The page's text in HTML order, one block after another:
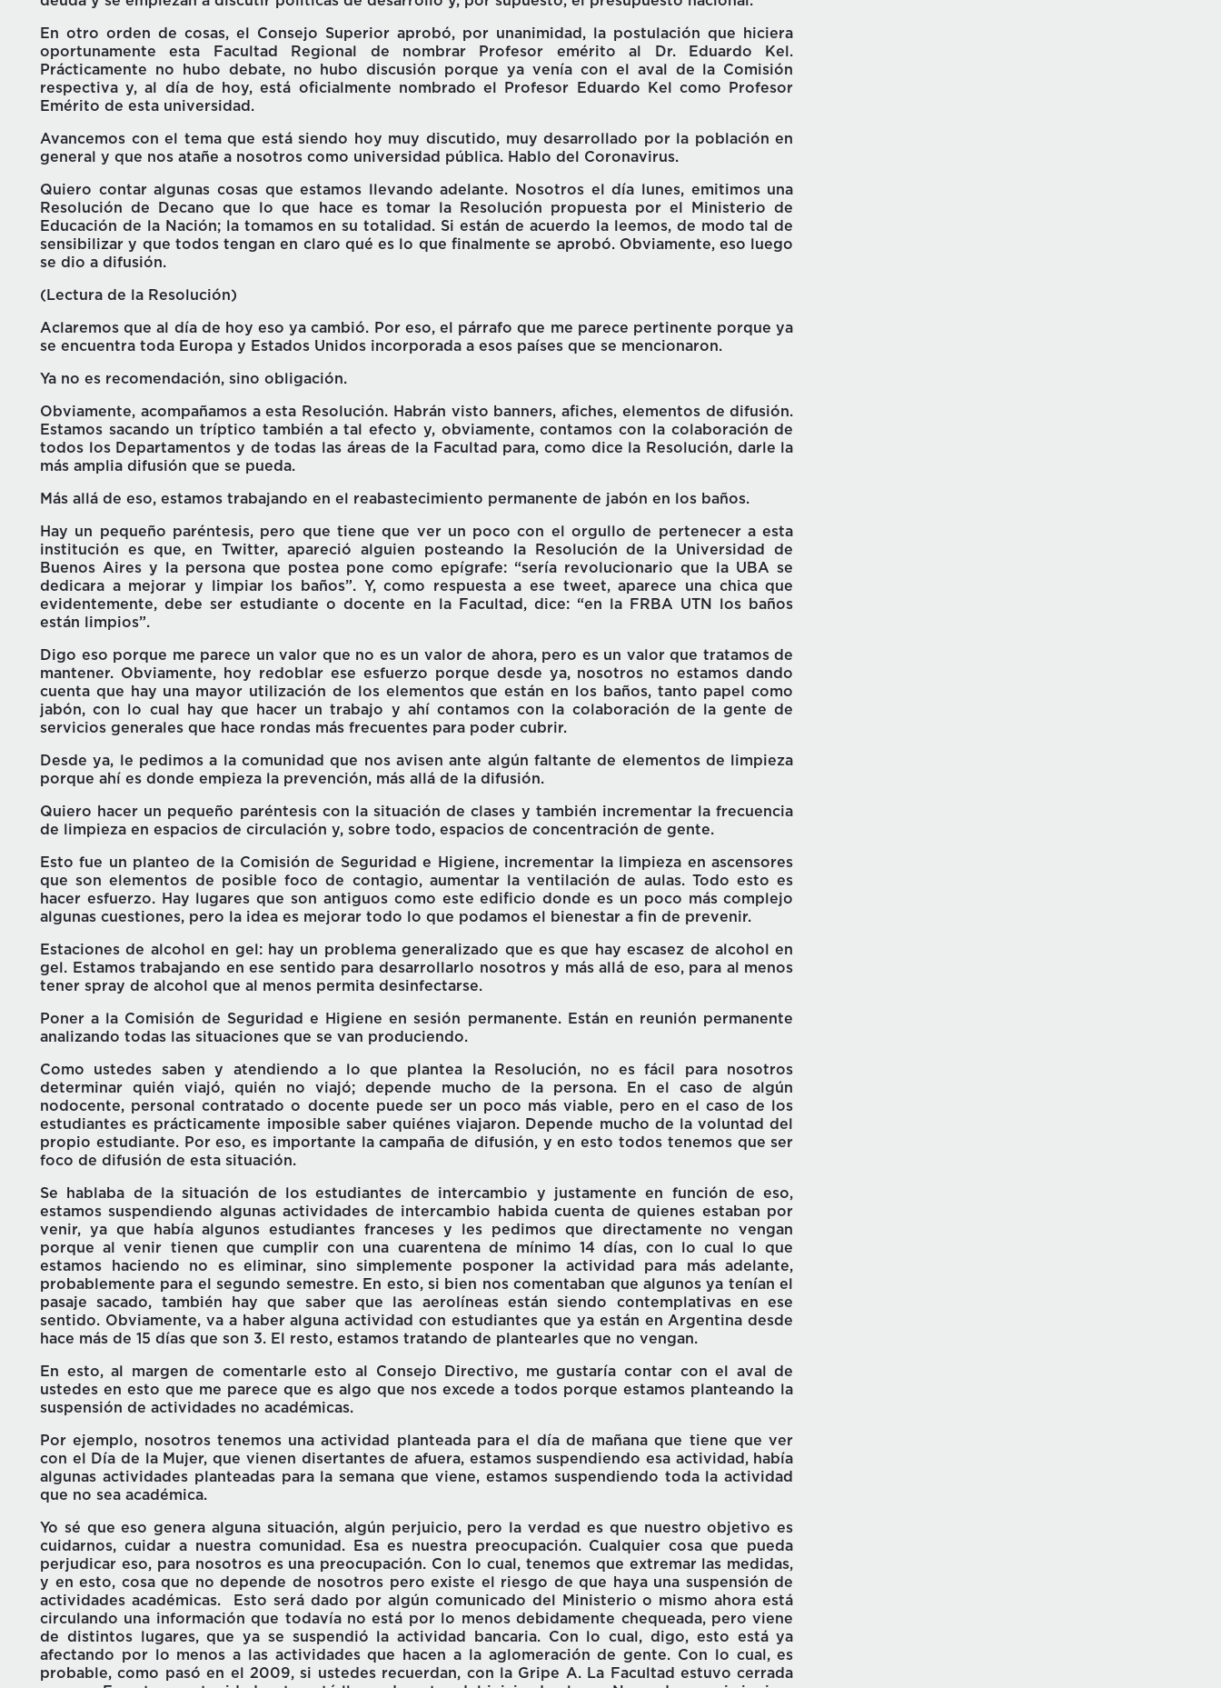
En otro orden de cosas, el Consejo Superior aprobó, por unanimidad, la postulación que hiciera
oportunamente esta Facultad Regional de nombrar Profesor emérito al Dr. Eduardo Kel.
Prácticamente no hubo debate, no hubo discusión porque ya venía con el aval de la Comisión
respectiva y, al día de hoy, está oficialmente nombrado el Profesor Eduardo Kel como Profesor
Emérito de esta universidad.
Avancemos con el tema que está siendo hoy muy discutido, muy desarrollado por la población en
general y que nos atañe a nosotros como universidad pública. Hablo del Coronavirus.
Quiero contar algunas cosas que estamos llevando adelante. Nosotros el día lunes, emitimos una
Resolución de Decano que lo que hace es tomar la Resolución propuesta por el Ministerio de
Educación de la Nación; la tomamos en su totalidad. Si están de acuerdo la leemos, de modo tal de
sensibilizar y que todos tengan en claro qué es lo que finalmente se aprobó. Obviamente, eso luego
se dio a difusión.
(Lectura de la Resolución)
Aclaremos que al día de hoy eso ya cambió. Por eso, el párrafo que me parece pertinente porque ya
se encuentra toda Europa y Estados Unidos incorporada a esos países que se mencionaron.
Ya no es recomendación, sino obligación.
Obviamente, acompañamos a esta Resolución. Habrán visto banners, afiches, elementos de difusión.
Estamos sacando un tríptico también a tal efecto y, obviamente, contamos con la colaboración de
todos los Departamentos y de todas las áreas de la Facultad para, como dice la Resolución, darle la
más amplia difusión que se pueda.
Más allá de eso, estamos trabajando en el reabastecimiento permanente de jabón en los baños.
Hay un pequeño paréntesis, pero que tiene que ver un poco con el orgullo de pertenecer a esta
institución es que, en Twitter, apareció alguien posteando la Resolución de la Universidad de
Buenos Aires y la persona que postea pone como epígrafe: “sería revolucionario que la UBA se
dedicara a mejorar y limpiar los baños”. Y, como respuesta a ese tweet, aparece una chica que
evidentemente, debe ser estudiante o docente en la Facultad, dice: “en la FRBA UTN los baños
están limpios”.
Digo eso porque me parece un valor que no es un valor de ahora, pero es un valor que tratamos de
mantener. Obviamente, hoy redoblar ese esfuerzo porque desde ya, nosotros no estamos dando
cuenta que hay una mayor utilización de los elementos que están en los baños, tanto papel como
jabón, con lo cual hay que hacer un trabajo y ahí contamos con la colaboración de la gente de
servicios generales que hace rondas más frecuentes para poder cubrir.
Desde ya, le pedimos a la comunidad que nos avisen ante algún faltante de elementos de limpieza
porque ahí es donde empieza la prevención, más allá de la difusión.
Quiero hacer un pequeño paréntesis con la situación de clases y también incrementar la frecuencia
de limpieza en espacios de circulación y, sobre todo, espacios de concentración de gente.
Esto fue un planteo de la Comisión de Seguridad e Higiene, incrementar la limpieza en ascensores
que son elementos de posible foco de contagio, aumentar la ventilación de aulas. Todo esto es
hacer esfuerzo. Hay lugares que son antiguos como este edificio donde es un poco más complejo
algunas cuestiones, pero la idea es mejorar todo lo que podamos el bienestar a fin de prevenir.
Estaciones de alcohol en gel: hay un problema generalizado que es que hay escasez de alcohol en
gel. Estamos trabajando en ese sentido para desarrollarlo nosotros y más allá de eso, para al menos
tener spray de alcohol que al menos permita desinfectarse.
Poner a la Comisión de Seguridad e Higiene en sesión permanente. Están en reunión permanente
analizando todas las situaciones que se van produciendo.
Como ustedes saben y atendiendo a lo que plantea la Resolución, no es fácil para nosotros
determinar quién viajó, quién no viajó; depende mucho de la persona. En el caso de algún
nodocente, personal contratado o docente puede ser un poco más viable, pero en el caso de los
estudiantes es prácticamente imposible saber quiénes viajaron. Depende mucho de la voluntad del
propio estudiante. Por eso, es importante la campaña de difusión, y en esto todos tenemos que ser
foco de difusión de esta situación.
Se hablaba de la situación de los estudiantes de intercambio y justamente en función de eso,
estamos suspendiendo algunas actividades de intercambio habida cuenta de quienes estaban por
venir, ya que había algunos estudiantes franceses y les pedimos que directamente no vengan
porque al venir tienen que cumplir con una cuarentena de mínimo 14 días, con lo cual lo que
estamos haciendo no es eliminar, sino simplemente posponer la actividad para más adelante,
probablemente para el segundo semestre. En esto, si bien nos comentaban que algunos ya tenían el
pasaje sacado, también hay que saber que las aerolíneas están siendo contemplativas en ese
sentido. Obviamente, va a haber alguna actividad con estudiantes que ya están en Argentina desde
hace más de 15 días que son 3. El resto, estamos tratando de plantearles que no vengan.
En esto, al margen de comentarle esto al Consejo Directivo, me gustaría contar con el aval de
ustedes en esto que me parece que es algo que nos excede a todos porque estamos planteando la
suspensión de actividades no académicas.
Por ejemplo, nosotros tenemos una actividad planteada para el día de mañana que tiene que ver
con el Día de la Mujer, que vienen disertantes de afuera, estamos suspendiendo esa actividad, había
algunas actividades planteadas para la semana que viene, estamos suspendiendo toda la actividad
que no sea académica.
Yo sé que eso genera alguna situación, algún perjuicio, pero la verdad es que nuestro objetivo es
cuidarnos, cuidar a nuestra comunidad. Esa es nuestra preocupación. Cualquier cosa que pueda
perjudicar eso, para nosotros es una preocupación. Con lo cual, tenemos que extremar las medidas,
y en esto, cosa que no depende de nosotros pero existe el riesgo de que haya una suspensión de
actividades académicas. Esto será dado por algún comunicado del Ministerio o mismo ahora está
circulando una información que todavía no está por lo menos debidamente chequeada, pero viene
de distintos lugares, que ya se suspendió la actividad bancaria. Con lo cual, digo, esto está ya
afectando por lo menos a las actividades que hacen a la aglomeración de gente. Con lo cual, es
probable, como pasó en el 2009, si ustedes recuerdan, con la Gripe A. La Facultad estuvo cerrada